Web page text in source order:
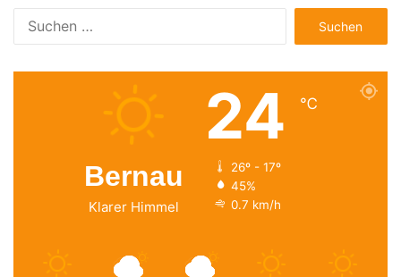
nach:
Bernau
Klarer Himmel
24 ℃
26º - 17º
45%
0.7 km/h